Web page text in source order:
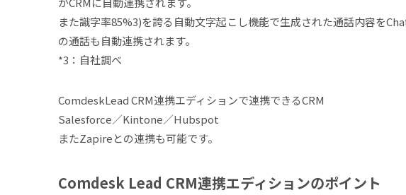
また識字率85%3)を誇る自動文字起こし機能で生成された通話内容を
の通話も自動連携されます。
*3：自社調べ
ComdeskLead CRM連携エディションで連携できるCRM
Salesforce／Kintone／Hubspot
またZapireとの連携も可能です。
Comdesk Lead CRM連携エディションのポイント